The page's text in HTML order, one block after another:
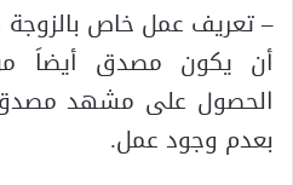
– تعريف عمل خاص
أن يكون مصدق أيضاَ من
الحصول على مشهد
بعدم وجود عمل.